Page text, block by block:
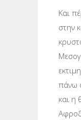
Και
στην
πάνω
και η